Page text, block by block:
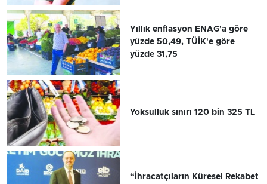
Yıllık enflasyon ENAG'a göre
yüzde 50,49, TÜİK'e göre
yüzde 31,75
Yoksulluk sınırı 120 bin 325 TL
“İhracatçıların Küresel Rekabet